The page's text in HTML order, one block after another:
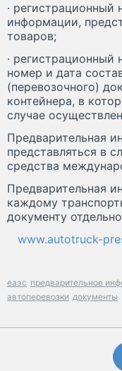
· регистрационный
информации,
товаров;
· регистрационный
номер и дата
(перевозочного)
контейнера, в
случае
Предварительная
представляться в
средства
Предварительная
каждому
документу
www.autotruck-
еаэс предварительное
автоперевозки документы